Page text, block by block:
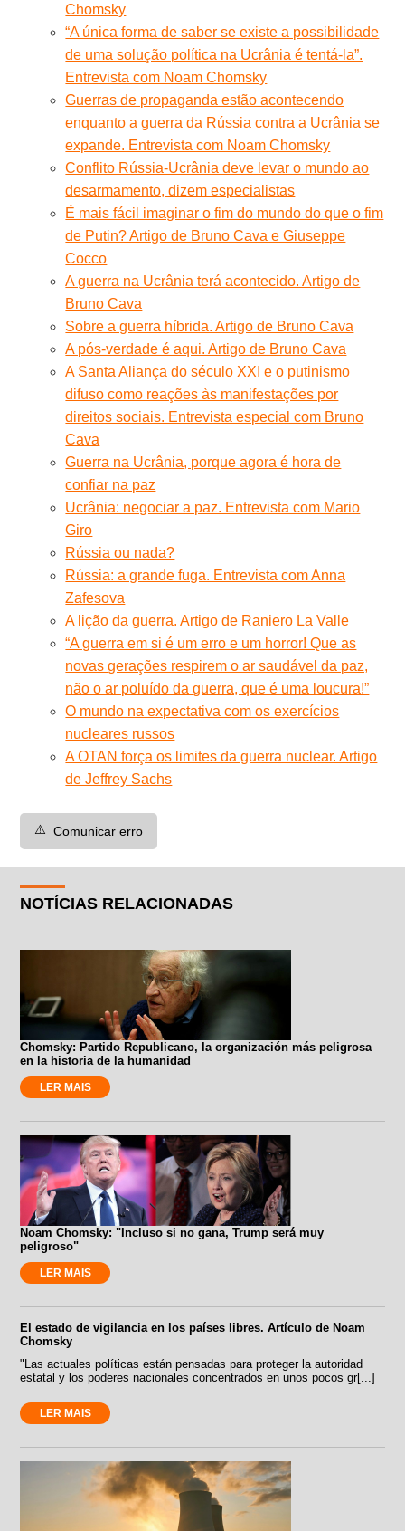
Chomsky
“A única forma de saber se existe a possibilidade
de uma solução política na Ucrânia é tentá-la”.
Entrevista com Noam Chomsky
Guerras de propaganda estão acontecendo
enquanto a guerra da Rússia contra a Ucrânia se
expande. Entrevista com Noam Chomsky
Conflito Rússia-Ucrânia deve levar o mundo ao
desarmamento, dizem especialistas
É mais fácil imaginar o fim do mundo do que o fim
de Putin? Artigo de Bruno Cava e Giuseppe
Cocco
A guerra na Ucrânia terá acontecido. Artigo de
Bruno Cava
Sobre a guerra híbrida. Artigo de Bruno Cava
A pós-verdade é aqui. Artigo de Bruno Cava
A Santa Aliança do século XXI e o putinismo
difuso como reações às manifestações por
direitos sociais. Entrevista especial com Bruno
Cava
Guerra na Ucrânia, porque agora é hora de
confiar na paz
Ucrânia: negociar a paz. Entrevista com Mario
Giro
Rússia ou nada?
Rússia: a grande fuga. Entrevista com Anna
Zafesova
A lição da guerra. Artigo de Raniero La Valle
“A guerra em si é um erro e um horror! Que as
novas gerações respirem o ar saudável da paz,
não o ar poluído da guerra, que é uma loucura!”
O mundo na expectativa com os exercícios
nucleares russos
A OTAN força os limites da guerra nuclear. Artigo
de Jeffrey Sachs
⚠️ Comunicar erro
NOTÍCIAS RELACIONADAS
Chomsky: Partido Republicano, la organización más peligrosa
en la historia de la humanidad
LER MAIS
Noam Chomsky: "Incluso si no gana, Trump será muy
peligroso"
LER MAIS
El estado de vigilancia en los países libres. Artículo de Noam
Chomsky
"Las actuales políticas están pensadas para proteger la autoridad
estatal y los poderes nacionales concentrados en unos pocos gr[...]
LER MAIS